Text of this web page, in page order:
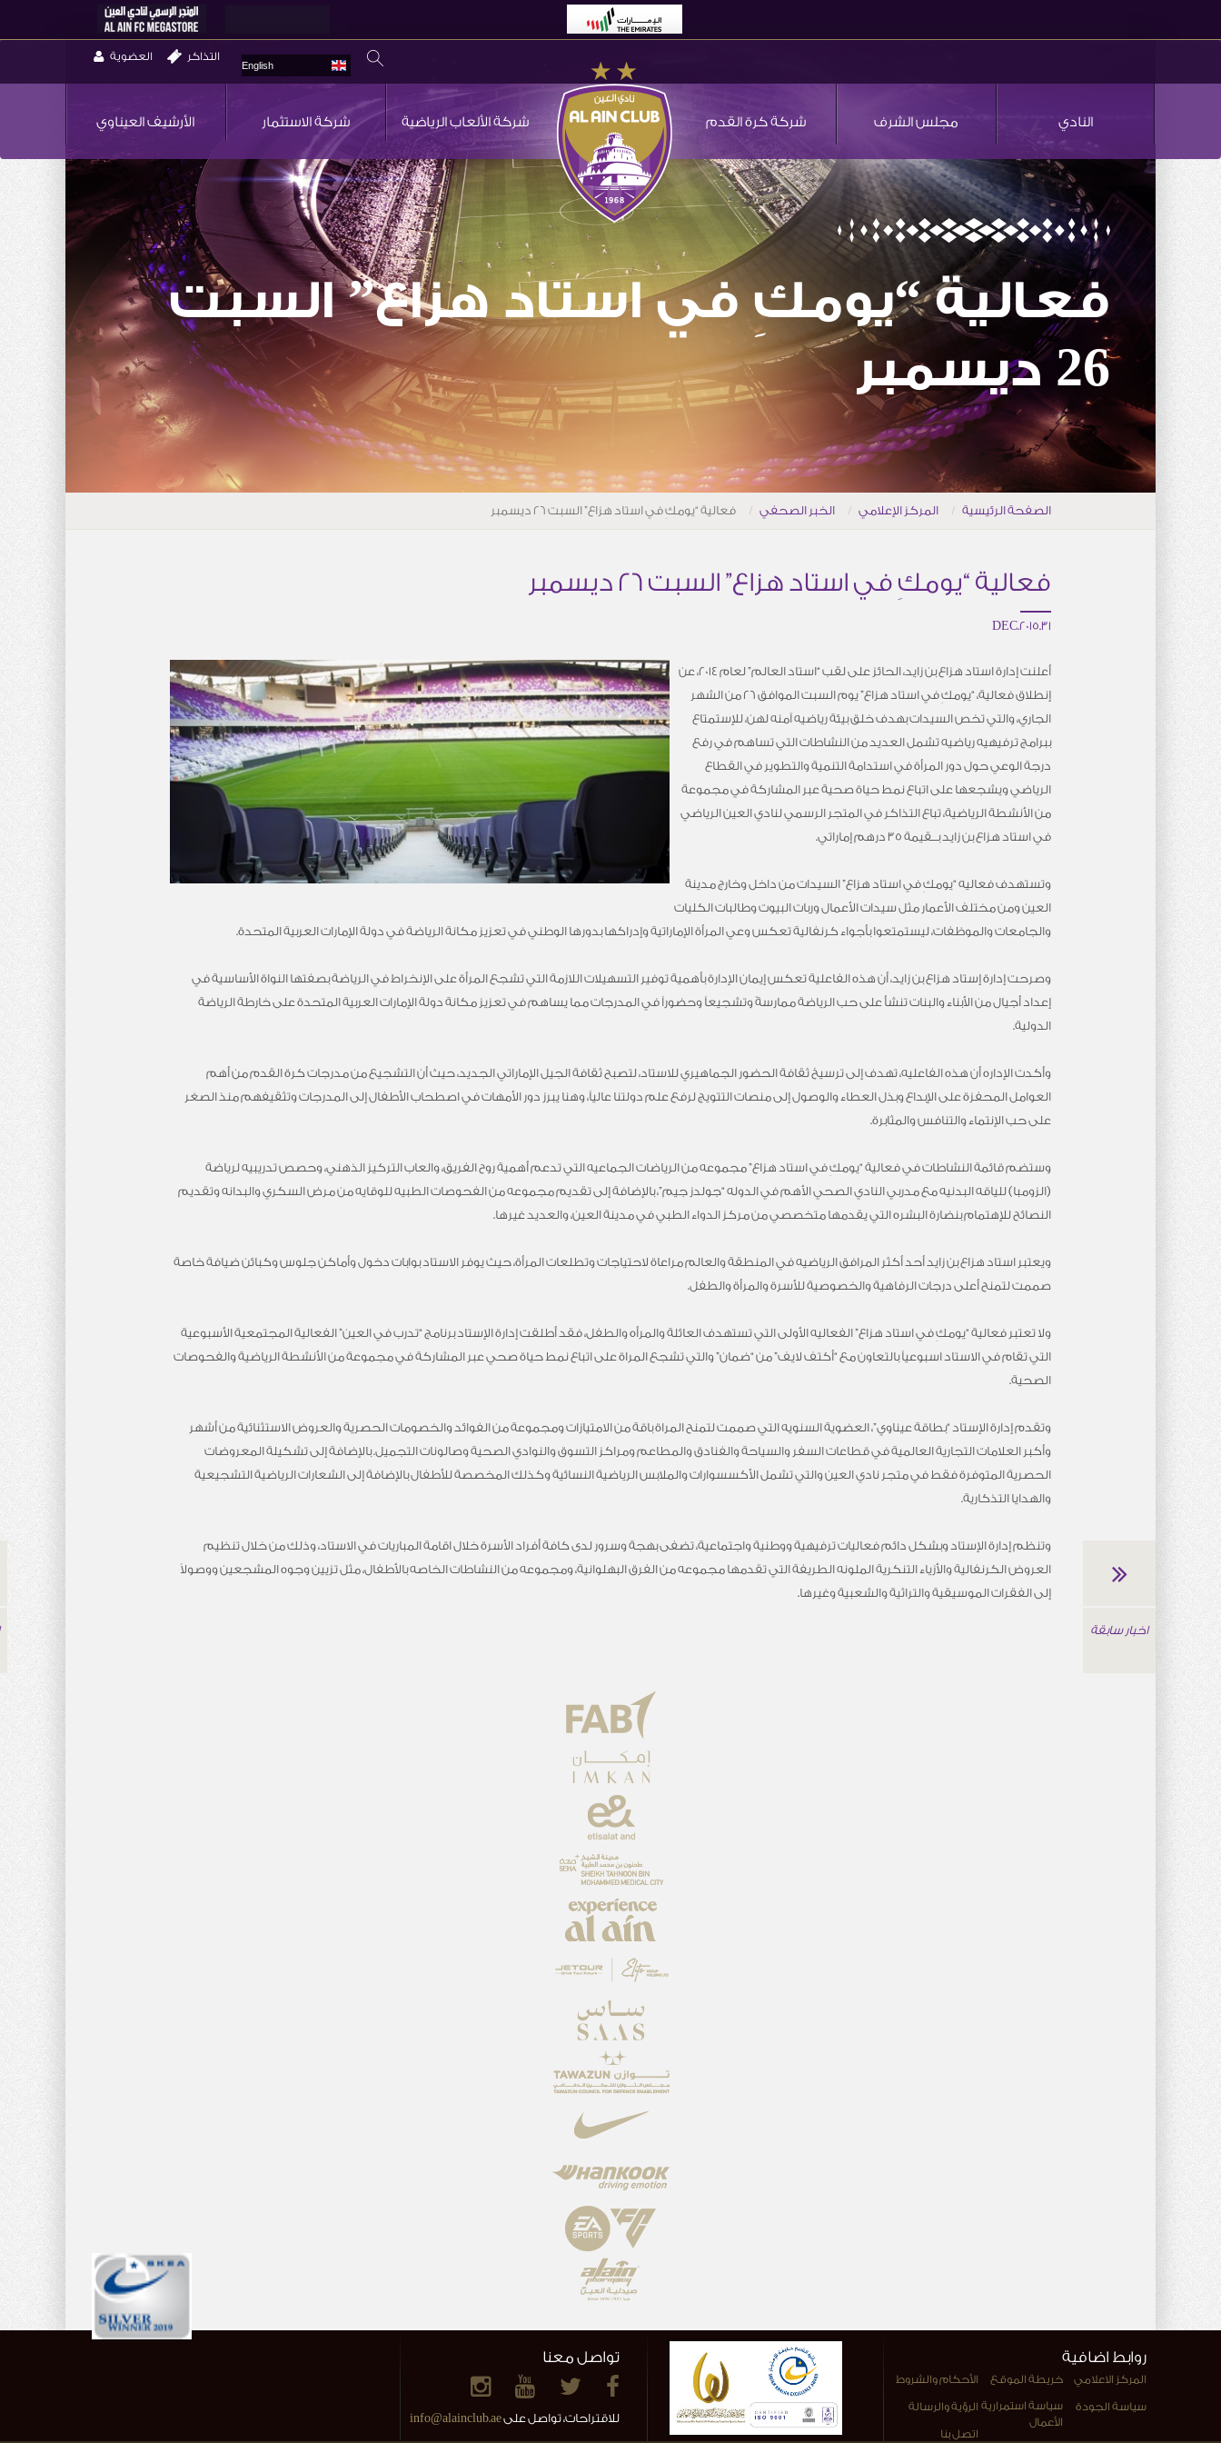
English
التذاكر العضوية
النادي مجلس الشرف شركة كرة القدم الأرشيف العيناوي شركة الاستثمار شركة الألعاب الرياضية
فعالية “يومكِ في استاد هزاع” السبت
26 ديسمبر
الصفحة الرئيسية المركز الإعلامي الخبر الصحفي فعالية “يومكِ في استاد هزاع” السبت 26 ديسمبر
فعالية “يومكِ في استاد هزاع” السبت 26 ديسمبر
31.DEC.2015
أعلنت إدارة استاد هزاع بن زايد، الحائز على لقب “استاد العالم” لعام 2014، عن
إنطلاق فعالية، “يومكِ في استاد هزاع” يوم السبت الموافق 26 من الشهر
الجاري، والتي تخص السيدات بهدف خلق بيئة رياضيه آمنه لهن، للإستمتاع
ببرامج ترفيهيه رياضيه تشمل العديد من النشاطات التي تساهم في رفع
درجة الوعي حول دور المرأة في استدامة التنمية والتطوير في القطاع
الرياضي ويشجعها على اتباع نمط حياة صحية عبر المشاركة في مجموعة
من الأنشطة الرياضية، تباع التذاكر في المتجر الرسمي لنادي العين الرياضي
في استاد هزاع بن زايد بــقيمة 35 درهم إماراتي.
وتستهدف فعاليه “يومكِ في استاد هزاع” السيدات من داخل وخارج مدينة
العين ومن مختلف الأعمار مثل سيدات الأعمال وربات البيوت وطالبات الكليات
والجامعات والموظفات، ليستمتعوا بأجواء كرنفالية تعكس وعي المرأة الإماراتية وإدراكها بدورها الوطني في تعزيز مكانة الرياضة في دولة الإمارات العربية المتحدة.
وصرحت إدارة إستاد هزاع بن زايد، أن هذه الفاعلية تعكس إيمان الإدارة بأهمية توفير التسهيلات اللازمة التي تشجع المرأة على الإنخراط في الرياضة بصفتها النواة الأساسية في
إعداد أجيال من الأبناء والبنات تنشأ على حب الرياضة ممارسةً وتشجيعاً وحضوراً في المدرجات مما يساهم في تعزيز مكانة دولة الإمارات العربية المتحدة على خارطة الرياضة
الدولية.
وأكدت الإداره أن هذه الفاعليه، تهدف إلى ترسيخ ثقافة الحضور الجماهيري للاستاد، لتصبح ثقافة الجيل الإماراتي الجديد، حيث أن التشجيع من مدرجات كرة القدم من أهم
العوامل المحفزة على الإبداع وبذل العطاء والوصول إلى منصات التتويج لرفع علم دولتنا عالياً، وهنا يبرز دور الأمهات في اصطحاب الأطفال إلى المدرجات وتثقيفهم منذ الصغر
على حب الإنتماء والتنافس والمثابرة.
وستضم قائمة النشاطات في فعالية “يومكِ في استاد هزاع” مجموعه من الرياضات الجماعيه التي تدعم أهمية روح الفريق، والعاب التركيز الذهني، وحصص تدريبيه لرياضة
(الزومبا) للياقه البدنيه مع مدربي النادي الصحي الأهم في الدوله “جولدز جيم”، بالإضافة إلى تقديم مجموعه من الفحوصات الطبيه للوقايه من مرض السكري والبدانه وتقديم
النصائح للإهتمام بنضارة البشره التي يقدمها متخصصي من مركز الدواء الطبي في مدينة العين، والعديد غيرها.
ويعتبر استاد هزاع بن زايد أحد أكثر المرافق الرياضيه في المنطقة والعالم مراعاة لاحتياجات وتطلعات المرأة، حيث يوفر الاستاد بوابات دخول وأماكن جلوس وكبائن ضيافة خاصة
صممت لتمنح أعلى درجات الرفاهية والخصوصية للأسرة والمرأة والطفل.
ولا تعتبر فعالية “يومكِ في استاد هزاع” الفعاليه الأولى التي تستهدف العائلة والمرأه والطفل، فقد أطلقت إدارة الإستاد برنامج “تدرب في العين” الفعالية المجتمعية الأسبوعية
التي تقام في الاستاد اسبوعياً بالتعاون مع “أكتف لايف” من “ضمان” والتي تشجع المراة على اتباع نمط حياة صحي عبر المشاركة في مجموعة من الأنشطة الرياضية والفحوصات
الصحية.
وتقدم إدارة الإستاد “بطاقة عيناوي”، العضوية السنويه التي صممت لتمنح المراة باقة من الامتيازات ومجموعة من الفوائد والخصومات الحصرية والعروض الاستثنائية من أشهر
وأكبر العلامات التجارية العالمية في قطاعات السفر والسياحة والفنادق والمطاعم ومراكز التسوق والنوادي الصحية وصالونات التجميل. بالإضافة إلى تشكيلة المعروضات
الحصرية المتوفرة فقط في متجر نادي العين والتي تشمل الأكسسوارات والملابس الرياضية النسائية وكذلك المخصصة للأطفال بالإضافة إلى الشعارات الرياضية التشجيعية
والهدايا التذكارية.
وتنظم إدارة الإستاد وبشكل دائم فعاليات ترفيهية ووطنية واجتماعية، تضفى بهجة وسرور لدى كافة أفراد الأسرة خلال اقامة المباريات في الاستاد، وذلك من خلال تنظيم
العروض الكرنفالية والأزياء التنكرية الملونه الطريفة التي تقدمها مجموعه من الفرق البهلوانية، ومجموعه من النشاطات الخاصه بالأطفال، مثل تزيين وجوه المشجعين ووصولاً
إلى الفقرات الموسيقية والتراثية والشعبية وغيرها.
اخبار سابقة
روابط اضافية
المركز الاعلامي خريطة الموقع الأحكام والشروط
سياسة الجودة
سياسة استمرارية
الأعمال
الرؤية والرسالة
اتصل بنا
تواصل معنا
للاقتراحات، تواصل علىinfo@alainclub.ae